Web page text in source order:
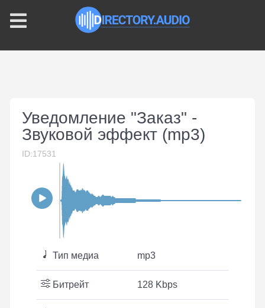
Уведомление "Заказ" -
Звуковой эффект (mp3)
ID:17531
Тип медиа mp3
Битрейт 128 Kbps